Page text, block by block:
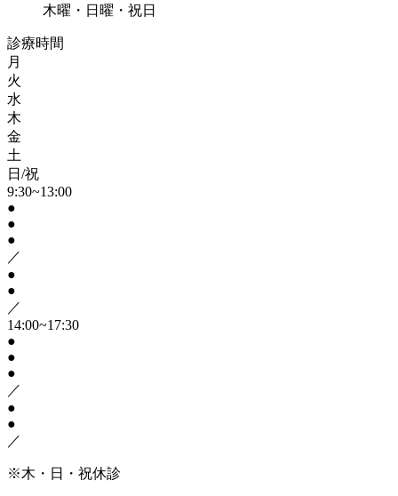
木曜・日曜・祝日
診療時間
月
火
水
木
金
土
日/祝
9:30~13:00
●
●
●
／
●
●
／
14:00~17:30
●
●
●
／
●
●
／
※木・日・祝休診